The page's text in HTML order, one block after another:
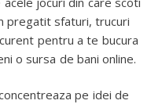
pregatit sfaturi, trucuri
pentru a te bucura
o sursa de bani online.
pe idei de